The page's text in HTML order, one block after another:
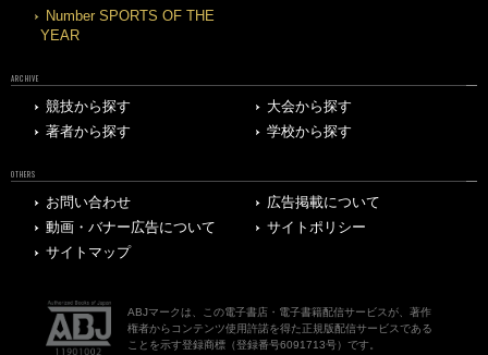
Number SPORTS OF THE
YEAR
ARCHIVE
競技から探す
大会から探す
著者から探す
学校から探す
OTHERS
お問い合わせ
広告掲載について
動画・バナー広告について
サイトポリシー
サイトマップ
ABJマークは、この電子書店・電子書籍配信サービスが、著作
権者からコンテンツ使用許諾を得た正規版配信サービスである
ことを示す登録商標（登録番号6091713号）です。